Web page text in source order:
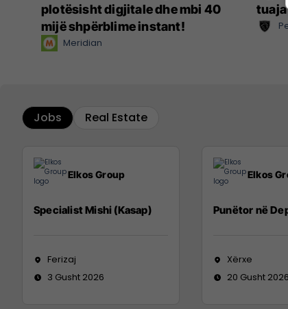
plotësisht digjitale dhe mbi 40
mijë shpërblime instant!
Meridian
tuaja
Jobs Real Estate
Elkos Group
Specialist Mishi (Kasap)
Ferizaj
3 Gusht 2026
Elkos
Punëtor në
Xërxe
20 Gusht 2026